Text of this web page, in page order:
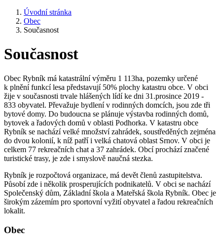
Úvodní stránka
Obec
Současnost
Současnost
Obec Rybník má katastrální výměru 1 113ha, pozemky určené
k plnění funkcí lesa představují 50% plochy katastru obce. V obci
žije v současnosti trvale hlášených lídí ke dni 31.prosince 2019 -
833 obyvatel. Převažuje bydlení v rodinných domcích, jsou zde tři
bytové domy. Do budoucna se plánuje výstavba rodinných domů,
bytovek a řadových domů v oblasti Podhorka. V katastru obce
Rybník se nachází velké množství zahrádek, soustředěných zejména
do dvou kolonií, k níž patří i velká chatová oblast Srnov. V obci je
celkem 77 rekreačních chat a 37 zahrádek. Obcí prochází značené
turistické trasy, je zde i smyslově naučná stezka.
Rybník je rozpočtová organizace, má devět členů zastupitelstva.
Působí zde i několik prosperujících podnikatelů. V obci se nachází
Společenský dům, Základní škola a Mateřská škola Rybník. Obec je
širokým zázemím pro sportovní vyžití obyvatel a řadou rekreačních
lokalit.
Obec